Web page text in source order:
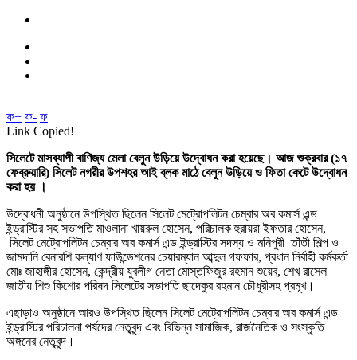
ফ+ ফ- ফ
Link Copied!
সিলেটে মাসব্যাপী বাণিজ্য মেলা বেলুন উড়িয়ে উদ্বোধন করা হয়েছে। আজ শুক্রবার (১৭
ফেব্রুয়ারি) সিলেট নগরীর উপশহর আই ব্লক মাঠে বেলুন উড়িয়ে ও ফিতা কেটে উদ্বোধন
করা হয় ।
উদ্বোধনী অনুষ্ঠানে উপস্থিত ছিলেন সিলেট মেট্রোপলিটন চেম্বার অব কমার্স এন্ড
ইন্ড্রাস্টির সহ সভাপতি মাওলানা খায়রুল হোসেন, পরিচালক হুরায়রা ইফতার হোসেন,
সিলেট মেট্রোপলিটন চেম্বার অব কমার্স এন্ড ইন্ড্রাস্টির সদস্য ও মনিপুরী তাঁতী শিল্প ও
জামদানি বেনারশি কল্যাণ ফাউন্ডেশনের চেয়ারম্যান আব্দুল গফফার, প্রধান নির্বাহী কর্মকর্তা
মোঃ জাহাঙ্গীর হোসেন, কেন্দ্রীয় যুবলীগ নেতা মোস্তফিজুর রহমান শুয়েব, শেখ রাসেল
জাতীয় শিশু কিশোর পরিষদ সিলেটের সভাপতি ছাদেকুর রহমান চৌধুরীসহ প্রমূখ।
এছাড়াও অনুষ্ঠানে আরও উপস্থিত ছিলেন সিলেট মেট্রোপলিটন চেম্বার অব কমার্স এন্ড
ইন্ড্রাস্টির পরিচালনা পর্ষদের নেতৃবৃন্দ এবং বিভিন্ন সামাজিক, রাজনৈতিক ও সংস্কৃতি
অঙ্গনের নেতৃবৃন্দ।